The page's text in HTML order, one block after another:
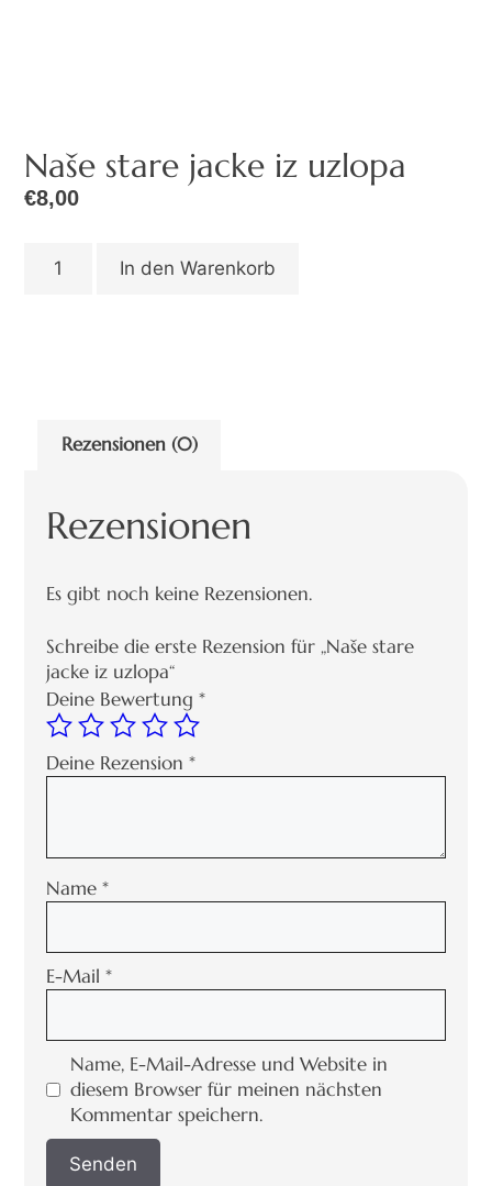
Naše stare jacke iz uzlopa
€8,00
In den Warenkorb
Rezensionen (0)
Rezensionen
Es gibt noch keine Rezensionen.
Schreibe die erste Rezension für „Naše stare
jacke iz uzlopa“
Deine Bewertung*
Deine Rezension*
Name*
E-Mail*
Name, E-Mail-Adresse und Website in
diesem Browser für meinen nächsten
Kommentar speichern.